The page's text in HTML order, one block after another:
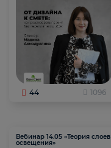
44 1096
Вебинар 14.05 «Теория слоев
освещения»